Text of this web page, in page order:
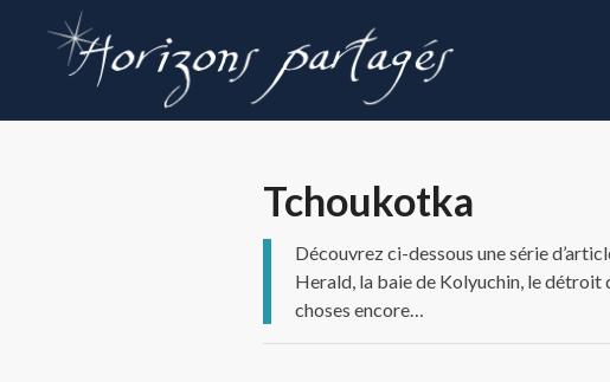
Tchoukotka
Découvrez ci-dessous une série
Herald, la baie de Kolyuchin, le détroit
choses encore…